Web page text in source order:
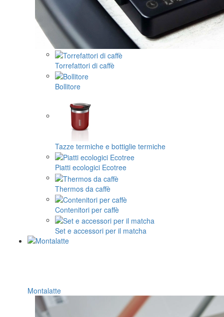
Torrefattori di caffè
Bollitore
Tazze termiche e bottiglie termiche
Piatti ecologici Ecotree
Thermos da caffè
Contenitori per caffè
Set e accessori per il matcha
Montalatte